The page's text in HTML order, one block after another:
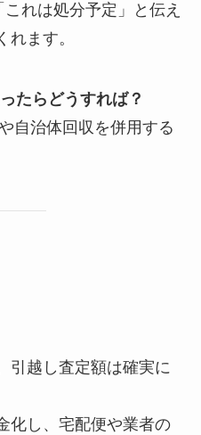
れは処分予定」と伝え
れます。
たらどうすれば？
自治体回収を併用する
引越し査定額は確実に
化し、宅配便や業者の